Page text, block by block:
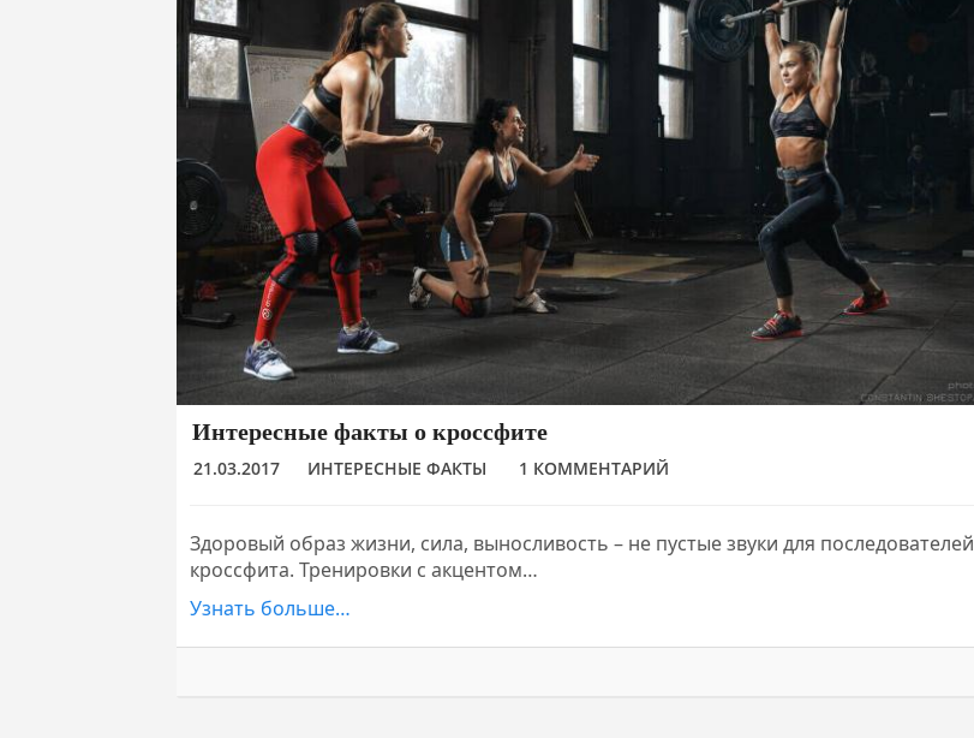
Интересные факты о кроссфите
21.03.2017 ИНТЕРЕСНЫЕ ФАКТЫ 1 КОММЕНТАРИЙ
Здоровый образ жизни, сила, выносливость – не пустые звуки для последователей
кроссфита. Тренировки с акцентом…
Узнать больше…